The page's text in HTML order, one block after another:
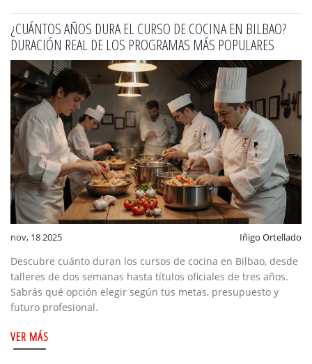
¿CUÁNTOS AÑOS DURA EL CURSO DE COCINA EN BILBAO?
DURACIÓN REAL DE LOS PROGRAMAS MÁS POPULARES
nov, 18 2025 Iñigo Ortellado
Descubre cuánto duran los cursos de cocina en Bilbao, desde
talleres de dos semanas hasta títulos oficiales de tres años.
Sabrás qué opción elegir según tus metas, presupuesto y
futuro profesional.
VER MÁS